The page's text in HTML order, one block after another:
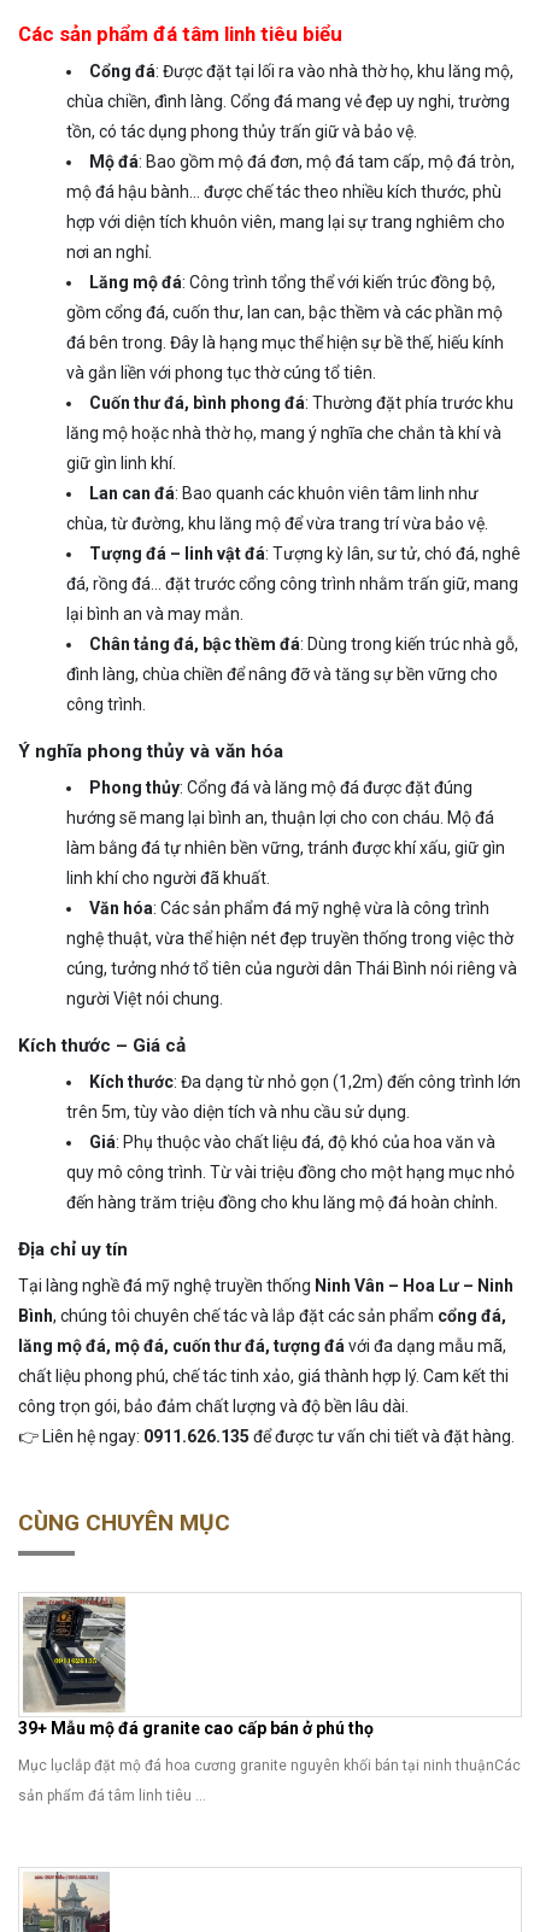
Các sản phẩm đá tâm linh tiêu biểu
Cổng đá: Được đặt tại lối ra vào nhà thờ họ, khu lăng mộ,
chùa chiền, đình làng. Cổng đá mang vẻ đẹp uy nghi, trường
tồn, có tác dụng phong thủy trấn giữ và bảo vệ.
Mộ đá: Bao gồm mộ đá đơn, mộ đá tam cấp, mộ đá tròn,
mộ đá hậu bành… được chế tác theo nhiều kích thước, phù
hợp với diện tích khuôn viên, mang lại sự trang nghiêm cho
nơi an nghỉ.
Lăng mộ đá: Công trình tổng thể với kiến trúc đồng bộ,
gồm cổng đá, cuốn thư, lan can, bậc thềm và các phần mộ
đá bên trong. Đây là hạng mục thể hiện sự bề thế, hiếu kính
và gắn liền với phong tục thờ cúng tổ tiên.
Cuốn thư đá, bình phong đá: Thường đặt phía trước khu
lăng mộ hoặc nhà thờ họ, mang ý nghĩa che chắn tà khí và
giữ gìn linh khí.
Lan can đá: Bao quanh các khuôn viên tâm linh như
chùa, từ đường, khu lăng mộ để vừa trang trí vừa bảo vệ.
Tượng đá – linh vật đá: Tượng kỳ lân, sư tử, chó đá, nghê
đá, rồng đá… đặt trước cổng công trình nhằm trấn giữ, mang
lại bình an và may mắn.
Chân tảng đá, bậc thềm đá: Dùng trong kiến trúc nhà gỗ,
đình làng, chùa chiền để nâng đỡ và tăng sự bền vững cho
công trình.
Ý nghĩa phong thủy và văn hóa
Phong thủy: Cổng đá và lăng mộ đá được đặt đúng
hướng sẽ mang lại bình an, thuận lợi cho con cháu. Mộ đá
làm bằng đá tự nhiên bền vững, tránh được khí xấu, giữ gìn
linh khí cho người đã khuất.
Văn hóa: Các sản phẩm đá mỹ nghệ vừa là công trình
nghệ thuật, vừa thể hiện nét đẹp truyền thống trong việc thờ
cúng, tưởng nhớ tổ tiên của người dân Thái Bình nói riêng và
người Việt nói chung.
Kích thước – Giá cả
Kích thước: Đa dạng từ nhỏ gọn (1,2m) đến công trình lớn
trên 5m, tùy vào diện tích và nhu cầu sử dụng.
Giá: Phụ thuộc vào chất liệu đá, độ khó của hoa văn và
quy mô công trình. Từ vài triệu đồng cho một hạng mục nhỏ
đến hàng trăm triệu đồng cho khu lăng mộ đá hoàn chỉnh.
Địa chỉ uy tín
Tại làng nghề đá mỹ nghệ truyền thống Ninh Vân – Hoa Lư – Ninh
Bình, chúng tôi chuyên chế tác và lắp đặt các sản phẩm cổng đá,
lăng mộ đá, mộ đá, cuốn thư đá, tượng đá với đa dạng mẫu mã,
chất liệu phong phú, chế tác tinh xảo, giá thành hợp lý. Cam kết thi
công trọn gói, bảo đảm chất lượng và độ bền lâu dài.
👉 Liên hệ ngay: 0911.626.135 để được tư vấn chi tiết và đặt hàng.
CÙNG CHUYÊN MỤC
39+ Mẫu mộ đá granite cao cấp bán ở phú thọ
Mục lụclắp đặt mộ đá hoa cương granite nguyên khối bán tại ninh thuậnCác
sản phẩm đá tâm linh tiêu ...